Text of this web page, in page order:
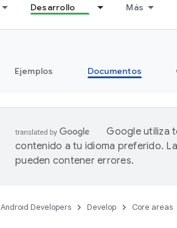
Desarrollo Más
Ejemplos Documentos
Google utiliza
contenido a tu idioma preferido.
pueden contener errores.
Android Developers Develop Core areas